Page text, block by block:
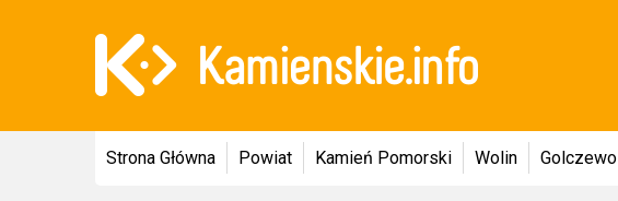
Strona Główna Powiat Kamień Pomorski Wolin Golczewo